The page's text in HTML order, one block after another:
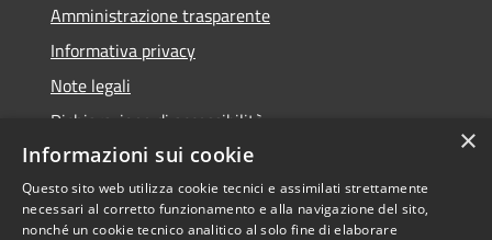
Amministrazione trasparente
Informativa privacy
Note legali
Dichiarazione di accessibilità
RSS Copyright © 2026 • Comune di
×
Informazioni sui cookie
Questo sito web utilizza cookie tecnici e assimilati strettamente
necessari al corretto funzionamento e alla navigazione del sito,
nonché un cookie tecnico analitico al solo fine di elaborare